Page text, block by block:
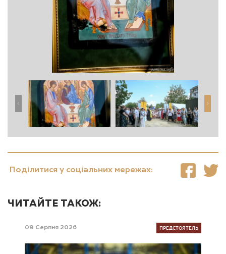
Поділитися у соціальних мережах:
ЧИТАЙТЕ ТАКОЖ:
09 Серпня 2026 ПРЕДСТОЯТЕЛЬ